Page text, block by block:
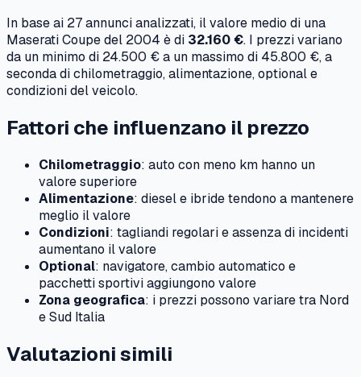
In base ai 27annunci analizzati, il valore medio di una
MaseratiCoupedel 2004 è di 32.160 €. I prezzi variano
da un minimo di 24.500 €a un massimo di 45.800 €, a
seconda di chilometraggio, alimentazione, optional e
condizioni del veicolo.
Fattori che influenzano il prezzo
Chilometraggio: auto con meno km hanno un
valore superiore
Alimentazione: diesel e ibride tendono a mantenere
meglio il valore
Condizioni: tagliandi regolari e assenza di incidenti
aumentano il valore
Optional: navigatore, cambio automatico e
pacchetti sportivi aggiungono valore
Zona geografica: i prezzi possono variare tra Nord
e Sud Italia
Valutazioni simili